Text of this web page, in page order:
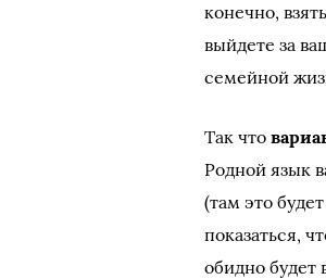
конечно,
выйдете за
семейной
Так что
Родной язык
(там это
показаться,
обидно будет